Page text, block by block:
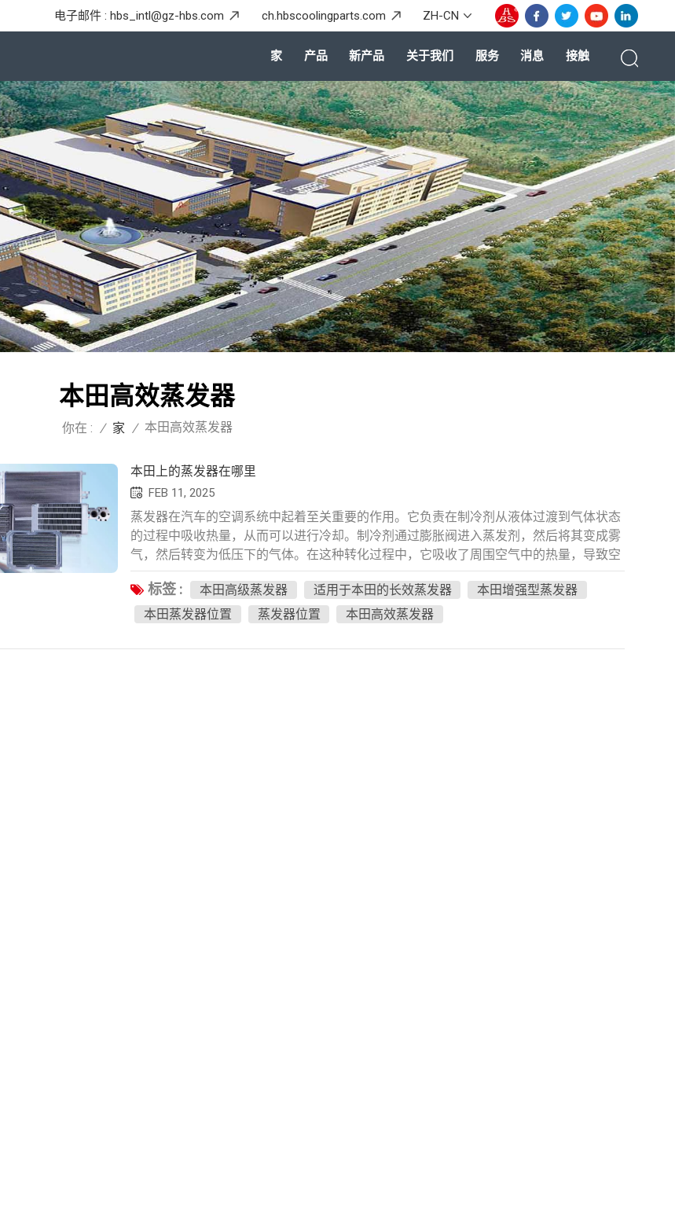
ZH-CN
电子邮件 :hbs_intl@gz-hbs.com ch.hbscoolingparts.com
家 产品 新产品 关于我们 服务 消息 接触
本田高效蒸发器
你在 : / 家 / 本田高效蒸发器
本田上的蒸发器在哪里
FEB 11, 2025
蒸发器在汽车的空调系统中起着至关重要的作用。它负责在制冷剂从液体过渡到气体状态
的过程中吸收热量，从而可以进行冷却。制冷剂通过膨胀阀进入蒸发剂，然后将其变成雾
气，然后转变为低压下的气体。在这种转化过程中，它吸收了周围空气中的热量，导致空
气通过蒸发器变得冷却，然后通过交流通风口吹出。 蒸发器的安装位置通常是隐藏的，
并且不容易观察，通常位于中央控制面板的中间或底部，尽管确切位置可能会根据车辆型
号而有所不同。在大多数情况下，蒸发器安装在乘客侧仪表板内，通常位于交流过滤器后
蒸发器有时可以放在仪表板下方，下方或附近。它的特定位置可能会根据车辆的设计和配
标签 : 本田高级蒸发器 适用于本田的长效蒸发器
本田增强型蒸发器
本田蒸发器位置
蒸发器位置 本田高效蒸发器